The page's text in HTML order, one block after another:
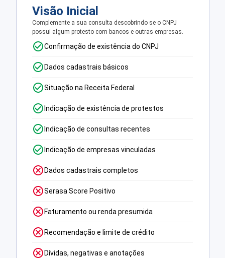
Visão Inicial
Complemente a sua consulta descobrindo se o CNPJ
possui algum protesto com bancos e outras empresas.
Confirmação de existência do CNPJ
Dados cadastrais básicos
Situação na Receita Federal
Indicação de existência de protestos
Indicação de consultas recentes
Indicação de empresas vinculadas
Dados cadastrais completos
Serasa Score Positivo
Faturamento ou renda presumida
Recomendação e limite de crédito
Dívidas, negativas e anotações